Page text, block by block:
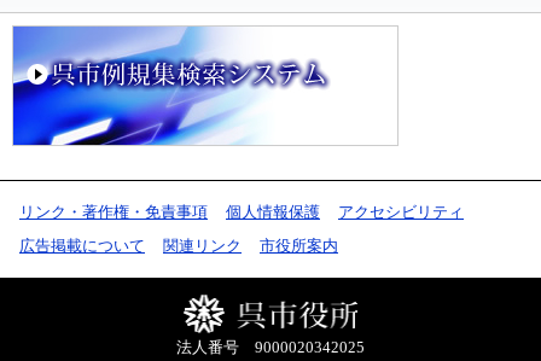
リンク・著作権・免責事項 個人情報保護
アクセシビリティ
広告掲載について
関連リンク 市役所案内
法人番号 9000020342025